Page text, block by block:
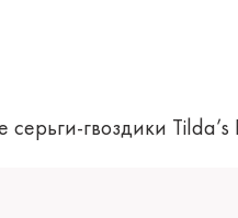
гвоздики Tilda’s